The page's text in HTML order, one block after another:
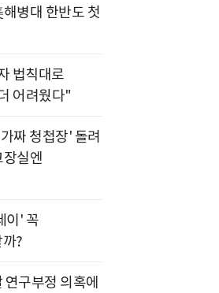
병대 한반도 첫
법칙대로
어려웠다"
짜 청첩장' 돌려
실엔
이' 꼭
?
연구부정 의혹에